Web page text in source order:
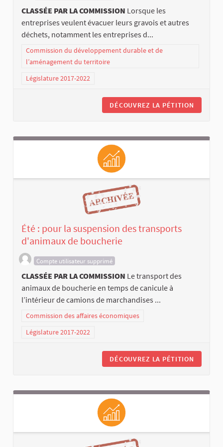
CLASSÉE PAR LA COMMISSION Lorsque les
entreprises veulent évacuer leurs gravois et autres
déchets, notamment les entreprises d...
Commission du développement durable et de
l’aménagement du territoire
Législature 2017-2022
DÉCOUVREZ LA PÉTITION
Été : pour la suspension des transports
d'animaux de boucherie
Compte utilisateur supprimé
CLASSÉE PAR LA COMMISSION Le transport des
animaux de boucherie en temps de canicule à
l’intérieur de camions de marchandises ...
Commission des affaires économiques
Législature 2017-2022
DÉCOUVREZ LA PÉTITION